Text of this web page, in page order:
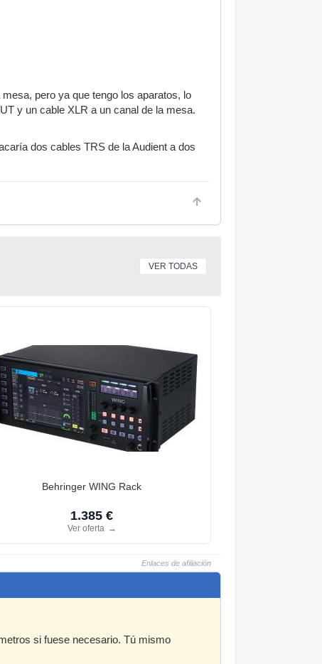
pero ya que tengo los aparatos, lo
y un cable XLR a un canal de la mesa.
dos cables TRS de la Audient a dos
VER TODAS
Behringer WING Rack
1.385 €
Ver oferta →
Enlaces de afiliación
si fuese necesario. Tú mismo